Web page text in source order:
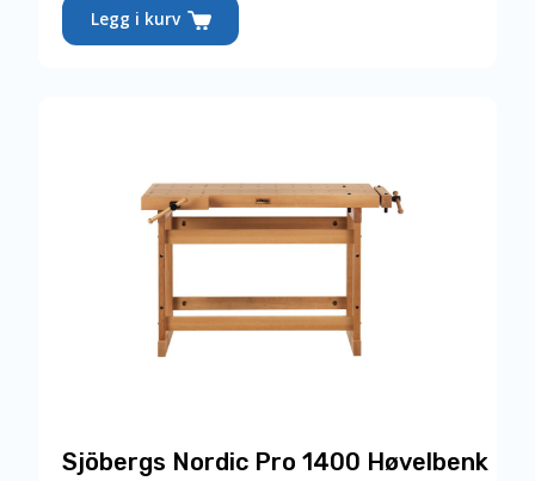
Legg i kurv
Sjöbergs Nordic Pro 1400 Høvelbenk